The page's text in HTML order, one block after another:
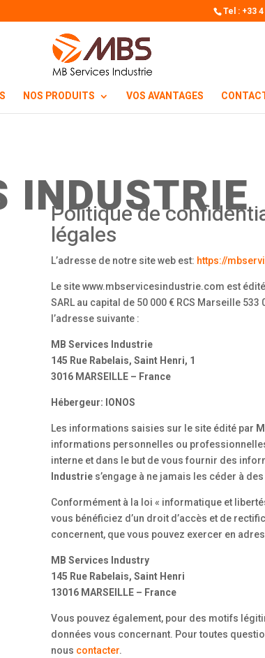
Tel : +33 4
NOS PRODUITS VOS AVANTAGES
INDUSTRIE
Politique de
légales
L’adresse de notre site web est: https://
Le site www.mbservicesindustrie.com est
SARL au capital de 50 000 € RCS Marseille
l’adresse suivante :
MB Services Industrie
145 Rue Rabelais, Saint Henri, 1
3016 MARSEILLE – France
Hébergeur: IONOS
Les informations saisies sur le site édité par
informations personnelles ou
interne et dans le but de vous fournir des
Industries’engage à ne jamais les céder à
Conformément à la loi « informatique et
vous bénéficiez d’un droit d’accès et de
concernent, que vous pouvez exercer en
MB Services Industry
145 Rue Rabelais, Saint Henri
13016 MARSEILLE – France
Vous pouvez également, pour des motifs
données vous concernant. Pour toutes
nous contacter.